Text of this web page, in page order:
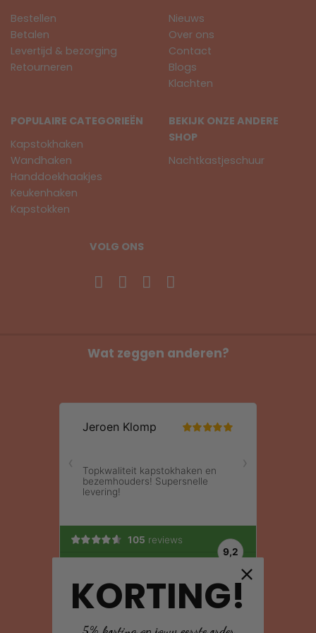
Bestellen
Betalen
Levertijd & bezorging
Retourneren
Nieuws
Over ons
Contact
Blogs
Klachten
POPULAIRE CATEGORIEËN
Kapstokhaken
Wandhaken
Handdoekhaakjes
Keukenhaken
Kapstokken
BEKIJK ONZE ANDERE
SHOP
Nachtkastjeschuur
VOLG ONS
Wat zeggen anderen?
KORTING!
5% korting op jouw eerste order